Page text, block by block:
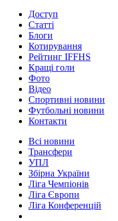
Доступ
Статті
Блоги
Котирування
Рейтинг IFFHS
Кращі голи
Фото
Відео
Спортивні новини
Футбольні новини
Контакти
Всі новини
Трансфери
УПЛ
Збірна України
Ліга Чемпіонів
Ліга Європи
Ліга Конференцій